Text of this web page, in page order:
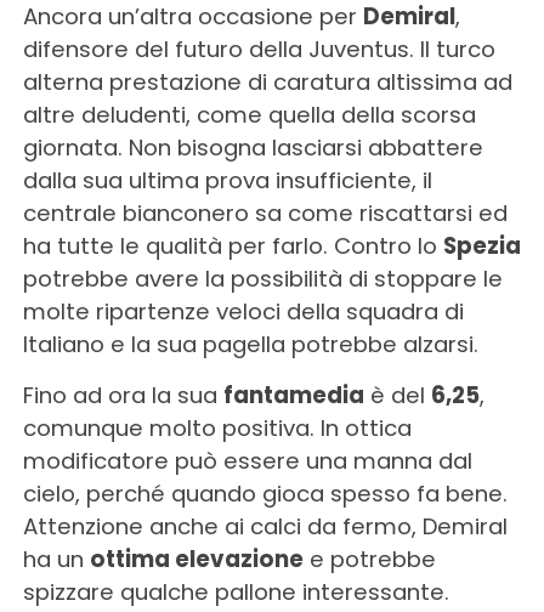
Ancora un’altra occasione per Demiral,
difensore del futuro della Juventus. Il turco
alterna prestazione di caratura altissima ad
altre deludenti, come quella della scorsa
giornata. Non bisogna lasciarsi abbattere
dalla sua ultima prova insufficiente, il
centrale bianconero sa come riscattarsi ed
ha tutte le qualità per farlo. Contro lo Spezia
potrebbe avere la possibilità di stoppare le
molte ripartenze veloci della squadra di
Italiano e la sua pagella potrebbe alzarsi.
Fino ad ora la sua fantamedia è del 6,25,
comunque molto positiva. In ottica
modificatore può essere una manna dal
cielo, perché quando gioca spesso fa bene.
Attenzione anche ai calci da fermo, Demiral
ha un ottima elevazionee potrebbe
spizzare qualche pallone interessante.